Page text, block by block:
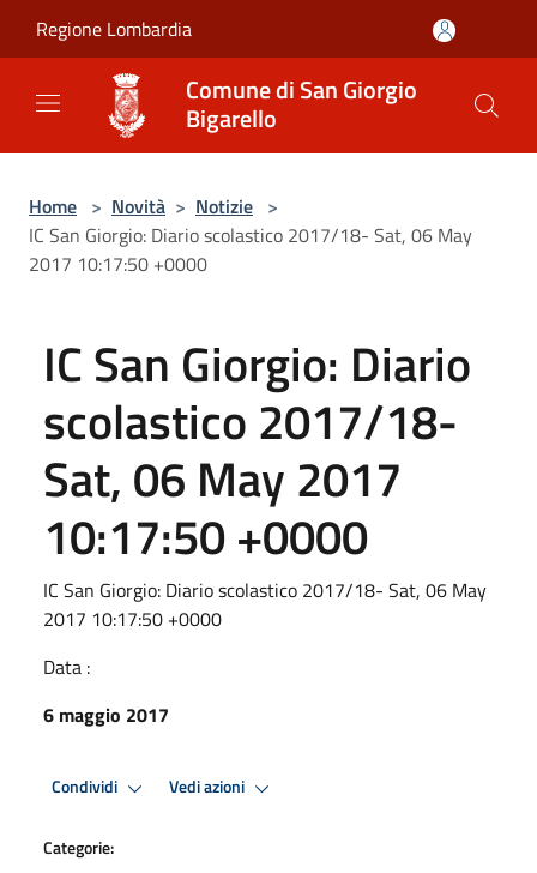
Regione Lombardia
Comune di San Giorgio
Bigarello
Home > Novità > Notizie >
IC San Giorgio: Diario scolastico 2017/18- Sat, 06 May
2017 10:17:50 +0000
IC San Giorgio: Diario
scolastico 2017/18-
Sat, 06 May 2017
10:17:50 +0000
IC San Giorgio: Diario scolastico 2017/18- Sat, 06 May
2017 10:17:50 +0000
Data :
6 maggio 2017
Condividi Vedi azioni
Categorie: